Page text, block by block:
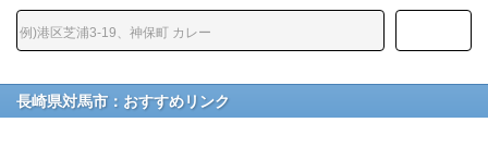
長崎県対馬市：おすすめリンク